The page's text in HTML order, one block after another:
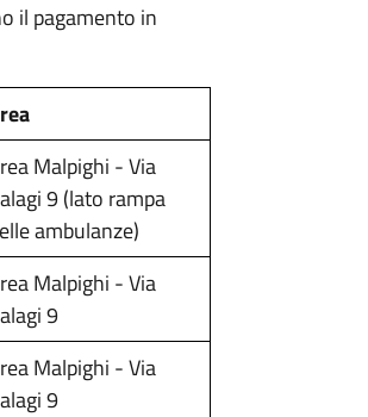
il pagamento in
Malpighi - Via
9 (lato rampa
ambulanze)
Malpighi - Via
9
Malpighi - Via
9